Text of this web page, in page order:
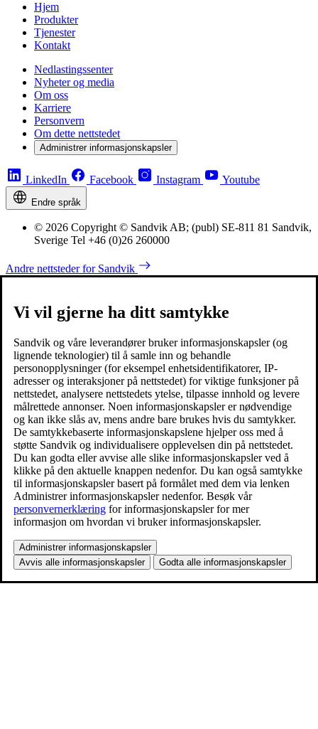
Hjem
Produkter
Tjenester
Kontakt
Nedlastingssenter
Nyheter og media
Om oss
Karriere
Personvern
Om dette nettstedet
Administrer informasjonskapsler
LinkedIn Facebook Instagram Youtube
Endre språk
© 2026 Copyright © Sandvik AB; (publ) SE-811 81 Sandvik,
Sverige Tel +46 (0)26 260000
Andre nettsteder for Sandvik
Vi vil gjerne ha ditt samtykke
Sandvik og våre leverandører bruker informasjonskapsler (og
lignende teknologier) til å samle inn og behandle
personopplysninger (for eksempel enhetsidentifikatorer, IP-
adresser og interaksjoner på nettstedet) for viktige funksjoner på
nettstedet, analysere nettstedets ytelse, tilpasse innhold og levere
målrettede annonser. Noen informasjonskapsler er nødvendige
og kan ikke slås av, mens andre bare brukes hvis du samtykker.
De samtykkebaserte informasjonskapslene hjelper oss med å
støtte Sandvik og individualisere opplevelsen din på nettstedet.
Du kan godta eller avvise alle slike informasjonskapsler ved å
klikke på den aktuelle knappen nedenfor. Du kan også samtykke
til informasjonskapsler basert på formålet med dem via lenken
Administrer informasjonskapsler nedenfor. Besøk vår
personvernerklæring for informasjonskapsler for mer
informasjon om hvordan vi bruker informasjonskapsler.
Administrer informasjonskapsler
Avvis alle informasjonskapsler
Godta alle informasjonskapsler